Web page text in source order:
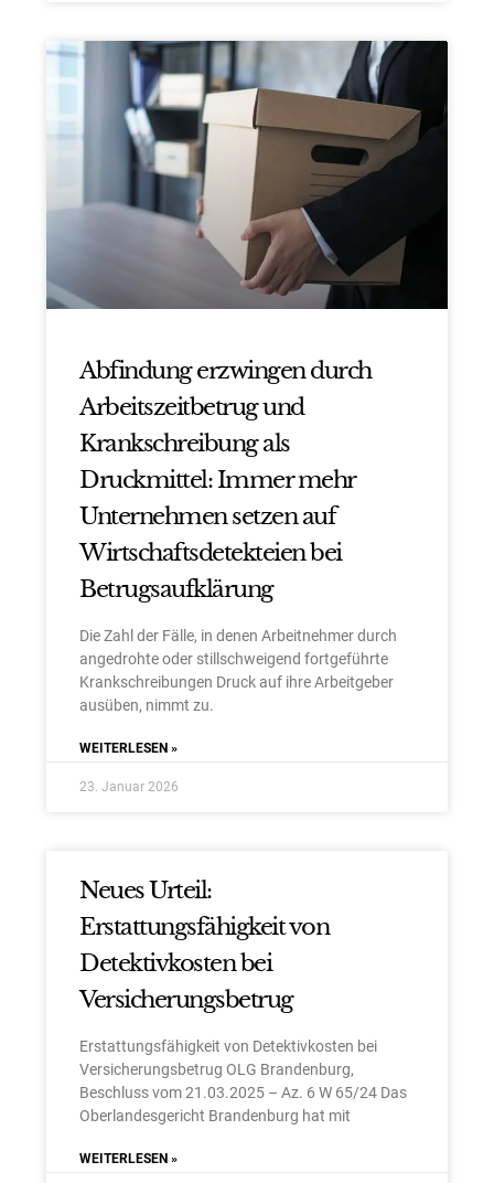
Abfindung erzwingen durch
Arbeitszeitbetrug und
Krankschreibung als
Druckmittel: Immer mehr
Unternehmen setzen auf
Wirtschaftsdetekteien bei
Betrugsaufklärung
Die Zahl der Fälle, in denen Arbeitnehmer durch
angedrohte oder stillschweigend fortgeführte
Krankschreibungen Druck auf ihre Arbeitgeber
ausüben, nimmt zu.
WEITERLESEN »
23. Januar 2026
Neues Urteil:
Erstattungsfähigkeit von
Detektivkosten bei
Versicherungsbetrug
Erstattungsfähigkeit von Detektivkosten bei
Versicherungsbetrug OLG Brandenburg,
Beschluss vom 21.03.2025 – Az. 6 W 65/24 Das
Oberlandesgericht Brandenburg hat mit
WEITERLESEN »